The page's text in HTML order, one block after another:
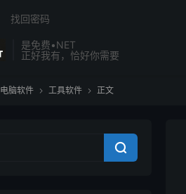
是免费•NET
正好我有，恰好你需要
找回密码
电脑软件  工具软件  正文
